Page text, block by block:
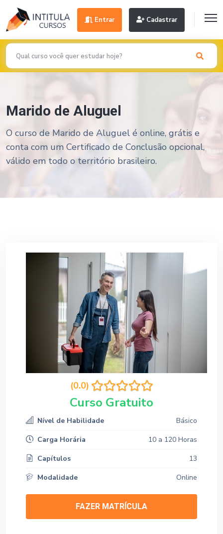
Entrar Cadastrar
Marido de Aluguel
O curso de Marido de Aluguel é online, grátis e
conta com um Certificado de Conclusão opcional,
válido em todo o território brasileiro.
(0.0)
Curso Gratuito
Nível de Habilidade
Básico
Carga Horária
10 a 120 Horas
Capítulos
13
Modalidade
Online
FAZER MATRÍCULA